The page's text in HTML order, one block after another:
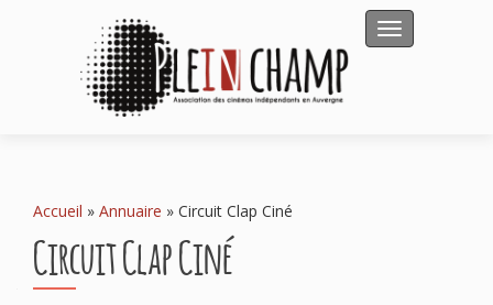
Afficher/
Accueil » Annuaire » Circuit Clap Ciné
Circuit Clap Ciné